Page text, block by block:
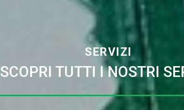
SERVIZI
SCOPRI TUTTI I NOSTRI